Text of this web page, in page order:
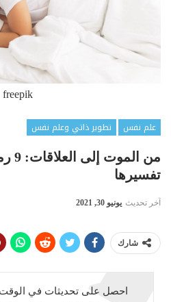
freepik
علم نفس
تطوير ذاتي وعلم نفس
من
تفسيرها
آخر تحديث يونيو 30, 2021
شارك
احصل على تحديثات في